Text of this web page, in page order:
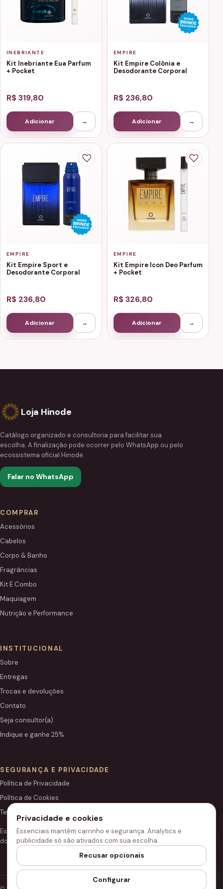
INEBRIANTE
Kit Inebriante Eua Parfum
+ Pocket
R$ 319,80
Adicionar →
EMPIRE
Kit Empire Colônia e
Desodorante Corporal
R$ 236,80
Adicionar →
EMPIRE
Kit Empire Sport e
Desodorante Corporal
R$ 236,80
Adicionar →
EMPIRE
Kit Empire Icon Deo Parfum
+ Pocket
R$ 326,80
Adicionar →
Loja Hinode
Catálogo organizado e consultoria para facilitar sua
escolha. A finalização pode ocorrer pelo WhatsApp ou pelo
ecossistema oficial Hinode.
Falar no WhatsApp
COMPRAR
Acessórios
Cabelos
Corpo & Banho
Fragrâncias
Kit E Combo
Maquiagem
Nutrição e Performance
INSTITUCIONAL
Sobre
Entregas
Trocas e devoluções
Contato
Seja consultor(a)
Indique e ganhe 25%
SEGURANÇA E PRIVACIDADE
Política de Privacidade
Política de Cookies
Termos de Uso
Este site é independente e não é o portal institucional oficial
do Grupo Hinode.
Privacidade e cookies
Essenciais mantêm carrinho e segurança. Analytics e
publicidade só são ativados com sua escolha.
Recusar opcionais
Configurar